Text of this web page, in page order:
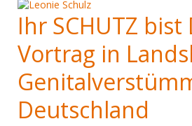
Ihr SCHUTZ bist
Vortrag in
Deutschland